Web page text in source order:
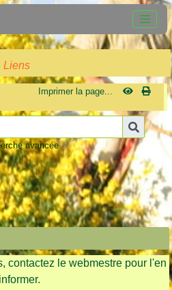
Liens
Imprimer la page...
avancée
contactez le webmestre pour l'en
informer.